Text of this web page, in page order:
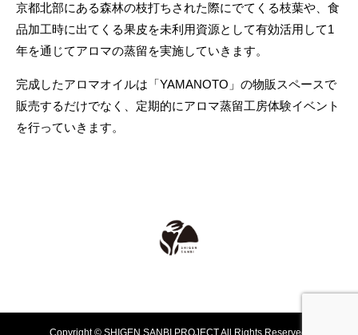
京都北部にある森林の枝打ちされた際にでてくる枝葉や、食
品加工時に出てくる果皮を未利用資源として有効活用して1
年を通じてアロマの蒸留を実施していきます。
完成したアロマオイルは「YAMANOTO」の物販スペースで
販売するだけでなく、定期的にアロマ蒸留工房体験イベント
を行っていきます。